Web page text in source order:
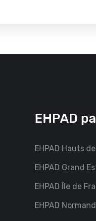
EHPAD
EHPAD Hauts
EHPAD Grand
EHPAD Île de
EHPAD